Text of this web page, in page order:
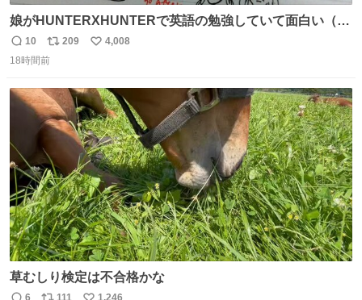
娘がHUNTERXHUNTERで英語の勉強していて面白い（娘
の許可済み）
返
信
10
リ
ポ
ト
数
209
い
数
4,008
18時間前
草むしり検定は不合格かな
6 111
1,246